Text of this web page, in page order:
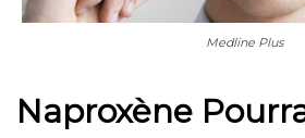
Medline Plus
Naproxène